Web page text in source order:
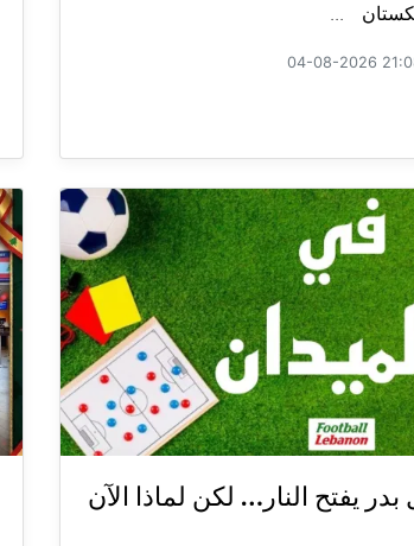
...
04-08-2026
بدر يفتح النار… لكن لماذا الآن